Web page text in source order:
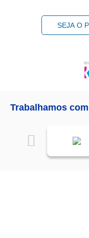
SEJA O
Trabalhamos